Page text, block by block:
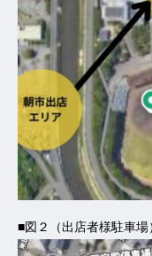
■図２（出店者様駐車場）